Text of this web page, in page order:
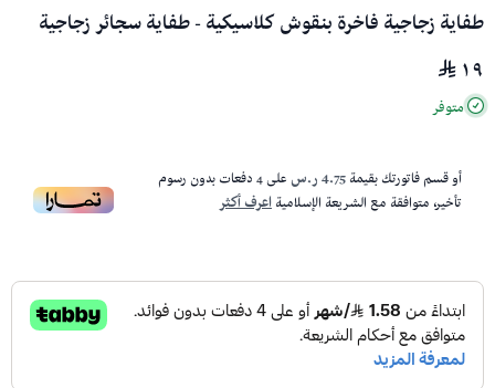
طفاية زجاجية فاخرة بنقوش كلاسيكية - طفاية سجائر زجاجية
١٩
متوفر
أو قسم فاتورتك بقيمة4.75 ر.س على4دفعات بدون رسوم
تأخير، متوافقة مع الشريعة الإسلاميةاعرف أكثر